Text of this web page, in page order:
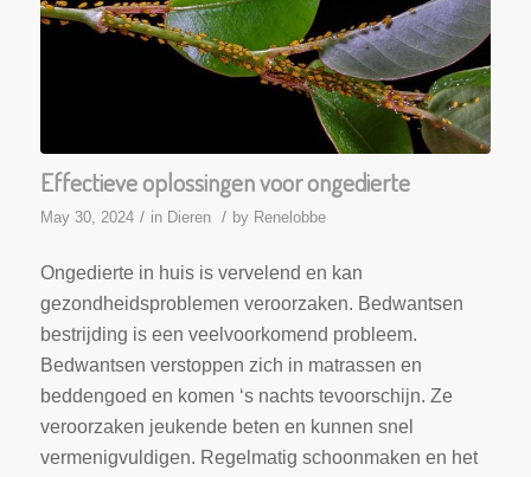
Effectieve oplossingen voor ongedierte
May 30, 2024 / in Dieren / by Renelobbe
Ongedierte in huis is vervelend en kan
gezondheidsproblemen veroorzaken. Bedwantsen
bestrijding is een veelvoorkomend probleem.
Bedwantsen verstoppen zich in matrassen en
beddengoed en komen ‘s nachts tevoorschijn. Ze
veroorzaken jeukende beten en kunnen snel
vermenigvuldigen. Regelmatig schoonmaken en het